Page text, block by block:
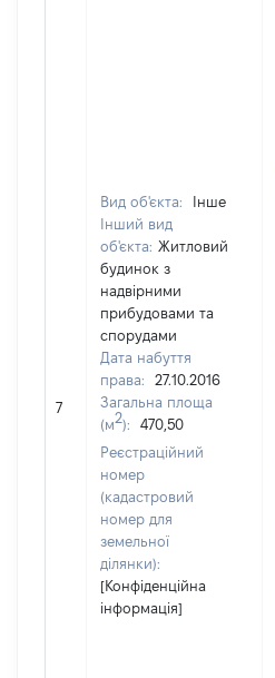
7
Вид об'єкта:
Інше
Інший вид
об'єкта: Житловий
будинок з
надвірними
прибудовами та
спорудами
Дата набуття
права:
27.10.2016
Загальна площа
(м2):
470,50
Реєстраційний
номер
(кадастровий
номер для
земельної
ділянки):
[Конфіденційна
інформація]